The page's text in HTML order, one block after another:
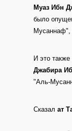
Муаз Ибн
было
Мусаннаф",
И это также
Джабира
"Аль-
Сказал ат